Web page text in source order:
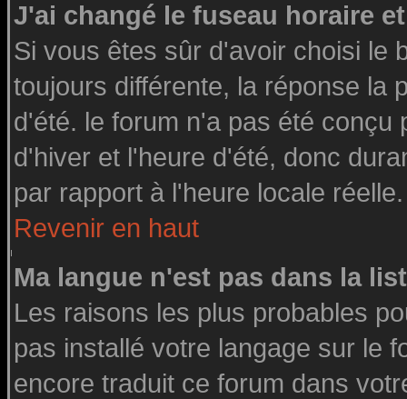
J'ai changé le fuseau horaire
Si vous êtes sûr d'avoir choisi le
toujours différente, la réponse la
d'été. le forum n'a pas été conçu
d'hiver et l'heure d'été, donc
par rapport à l'heure locale réelle.
Revenir en haut
Ma langue n'est pas dans la
Les raisons les plus probables
pas installé votre langage sur le
encore traduit ce forum dans